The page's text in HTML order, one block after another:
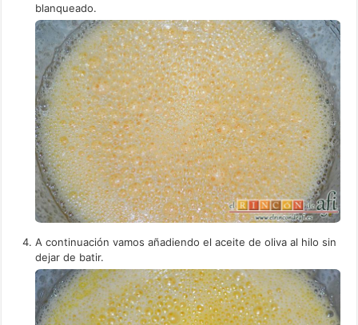
blanqueado.
A continuación vamos añadiendo el aceite de oliva al hilo sin
dejar de batir.